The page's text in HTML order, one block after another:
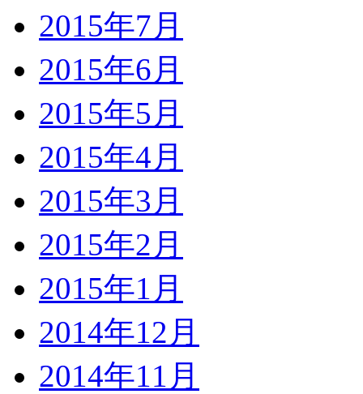
2015年7月
2015年6月
2015年5月
2015年4月
2015年3月
2015年2月
2015年1月
2014年12月
2014年11月